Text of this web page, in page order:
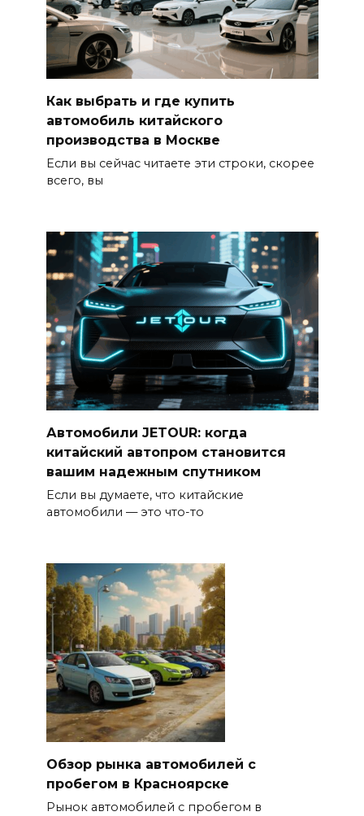
Как выбрать и где купить
автомобиль китайского
производства в Москве
Если вы сейчас читаете эти строки, скорее
всего, вы
Автомобили JETOUR: когда
китайский автопром становится
вашим надежным спутником
Если вы думаете, что китайские
автомобили — это что-то
Обзор рынка автомобилей с
пробегом в Красноярске
Рынок автомобилей с пробегом в